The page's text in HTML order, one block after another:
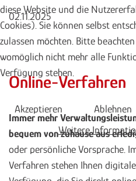
02.11.2025
Online-Verfahren
Immer mehr
bequem von zuhause aus
oder persönliche Vorsprache.
Verfahren stehen Ihnen
diese Website und die
Cookies). Sie können selbst
zulassen möchten. Bitte
womöglich nicht mehr alle
Verfügung stehen.
Akzeptieren
Ablehnen
Weitere